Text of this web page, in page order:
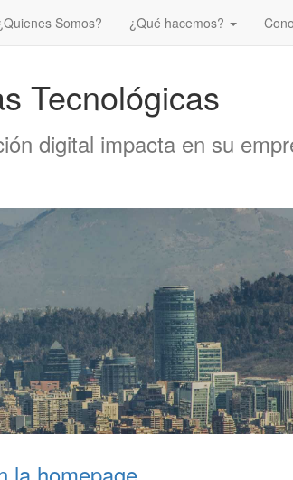
Somos? ¿Qué hacemos?
Tecnológicas
digital impacta en su